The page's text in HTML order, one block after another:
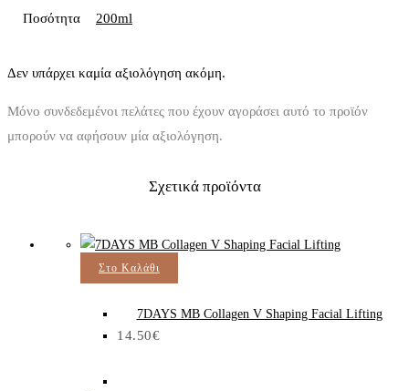
Ποσότητα 200ml
Δεν υπάρχει καμία αξιολόγηση ακόμη.
Μόνο συνδεδεμένοι πελάτες που έχουν αγοράσει αυτό το προϊόν
μπορούν να αφήσουν μία αξιολόγηση.
Σχετικά προϊόντα
Στο Καλάθι
7DAYS MB Collagen V Shaping Facial Lifting
14.50€